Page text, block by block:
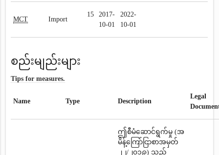
MCT Import
15
2017-
10-01
2022-
10-01
စည်းမျည်းများ
Tips for measures.
Name Type Description
Legal
ဤစီမံဆောင်ရွက်မှု (အ
မိန့်ကြော်ငြာစာအမှတ်
၂၂/၂၀၁၉) သည်